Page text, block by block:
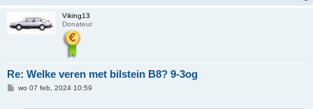
Viking13
Donateur
Re: Welke veren met bilstein B8? 9-3og
Bwo 07 feb, 2024 10:59